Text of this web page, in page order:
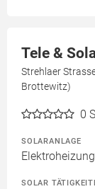
Tele &
Strehlaer
Brottewitz)
0
SOLARANLAGE
SOLAR